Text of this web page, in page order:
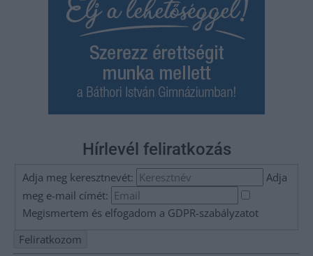
Hírlevél feliratkozás
Adja meg keresztnevét:
Adja
meg e-mail címét:
Megismertem és elfogadom a GDPR-szabályzatot